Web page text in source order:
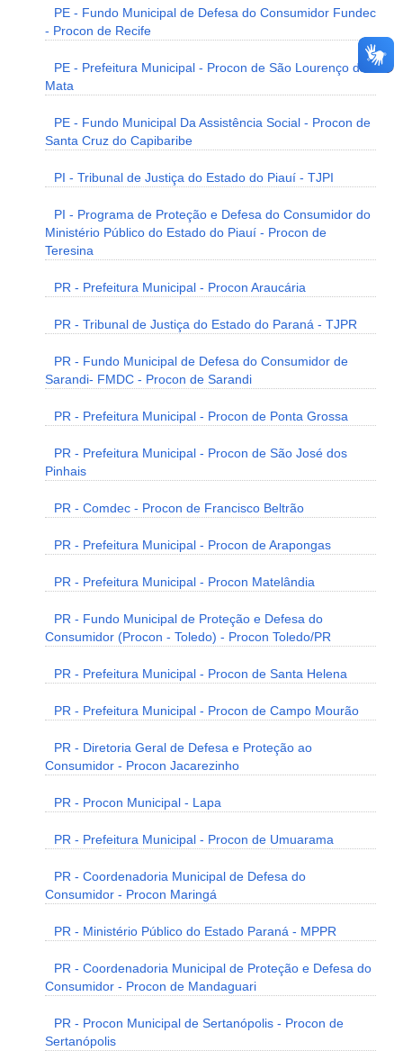
PE - Fundo Municipal de Defesa do Consumidor Fundec
- Procon de Recife
PE - Prefeitura Municipal - Procon de São Lourenço da
Mata
PE - Fundo Municipal Da Assistência Social - Procon de
Santa Cruz do Capibaribe
PI - Tribunal de Justiça do Estado do Piauí - TJPI
PI - Programa de Proteção e Defesa do Consumidor do
Ministério Público do Estado do Piauí - Procon de
Teresina
PR - Prefeitura Municipal - Procon Araucária
PR - Tribunal de Justiça do Estado do Paraná - TJPR
PR - Fundo Municipal de Defesa do Consumidor de
Sarandi- FMDC - Procon de Sarandi
PR - Prefeitura Municipal - Procon de Ponta Grossa
PR - Prefeitura Municipal - Procon de São José dos
Pinhais
PR - Comdec - Procon de Francisco Beltrão
PR - Prefeitura Municipal - Procon de Arapongas
PR - Prefeitura Municipal - Procon Matelândia
PR - Fundo Municipal de Proteção e Defesa do
Consumidor (Procon - Toledo) - Procon Toledo/PR
PR - Prefeitura Municipal - Procon de Santa Helena
PR - Prefeitura Municipal - Procon de Campo Mourão
PR - Diretoria Geral de Defesa e Proteção ao
Consumidor - Procon Jacarezinho
PR - Procon Municipal - Lapa
PR - Prefeitura Municipal - Procon de Umuarama
PR - Coordenadoria Municipal de Defesa do
Consumidor - Procon Maringá
PR - Ministério Público do Estado Paraná - MPPR
PR - Coordenadoria Municipal de Proteção e Defesa do
Consumidor - Procon de Mandaguari
PR - Procon Municipal de Sertanópolis - Procon de
Sertanópolis